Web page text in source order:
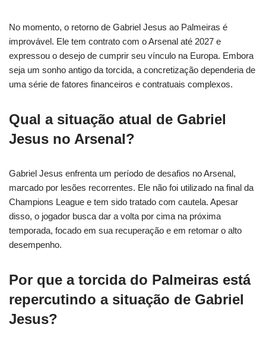
No momento, o retorno de Gabriel Jesus ao Palmeiras é
improvável. Ele tem contrato com o Arsenal até 2027 e
expressou o desejo de cumprir seu vínculo na Europa. Embora
seja um sonho antigo da torcida, a concretização dependeria de
uma série de fatores financeiros e contratuais complexos.
Qual a situação atual de Gabriel
Jesus no Arsenal?
Gabriel Jesus enfrenta um período de desafios no Arsenal,
marcado por lesões recorrentes. Ele não foi utilizado na final da
Champions League e tem sido tratado com cautela. Apesar
disso, o jogador busca dar a volta por cima na próxima
temporada, focado em sua recuperação e em retomar o alto
desempenho.
Por que a torcida do Palmeiras está
repercutindo a situação de Gabriel
Jesus?